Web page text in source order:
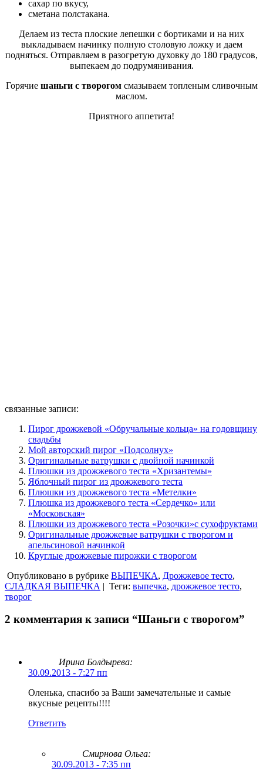
сахар по вкусу,
сметана полстакана.
Делаем из теста плоские лепешки с бортиками и на них
выкладываем начинку полную столовую ложку и даем
подняться. Отправляем в разогретую духовку до 180 градусов,
выпекаем до подрумянивания.
Горячие шаньги с творогом смазываем топленым сливочным
маслом.
Приятного аппетита!
связанные записи:
Пирог дрожжевой «Обручальные кольца» на годовщину
свадьбы
Мой авторский пирог «Подсолнух»
Оригинальные ватрушки с двойной начинкой
Плюшки из дрожжевого теста «Хризантемы»
Яблочный пирог из дрожжевого теста
Плюшки из дрожжевого теста «Метелки»
Плюшка из дрожжевого теста «Сердечко» или
«Московская»
Плюшки из дрожжевого теста «Розочки»с сухофруктами
Оригинальные дрожжевые ватрушки с творогом и
апельсиновой начинкой
Круглые дрожжевые пирожки с творогом
Опубликовано в рубрике ВЫПЕЧКА, Дрожжевое тесто,
СЛАДКАЯ ВЫПЕЧКА | Теги: выпечка, дрожжевое тесто,
творог
2 комментария к записи “Шаньги с творогом”
Ирина Болдырева:
30.09.2013 - 7:27 пп
Оленька, спасибо за Ваши замечательные и самые
вкусные рецепты!!!!
Ответить
Смирнова Ольга:
30.09.2013 - 7:35 пп